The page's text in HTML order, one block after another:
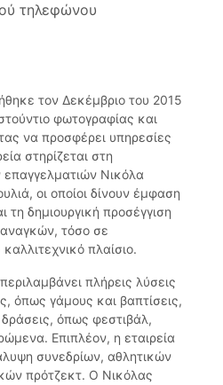
τηλεφώνου
τον Δεκέμβριο του 2015
φωτογραφίας και
να προσφέρει υπηρεσίες
στηρίζεται στη
Νικόλα
οι οποίοι δίνουν έμφαση
τη δημιουργική προσέγγιση
τόσο σε
πλαίσιο.
πλήρεις λύσεις
όπως γάμους και βαπτίσεις,
δράσεις, όπως φεστιβάλ,
Επιπλέον, η εταιρεία
συνεδρίων, αθλητικών
πρότζεκτ. Ο Νικόλας